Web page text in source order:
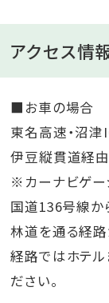
アクセス情
■お車の場合
東名高速・沼
伊豆縦貫道経由
※カーナビゲー
国道136号線か
林道を通る経
経路ではホテル
ださい。